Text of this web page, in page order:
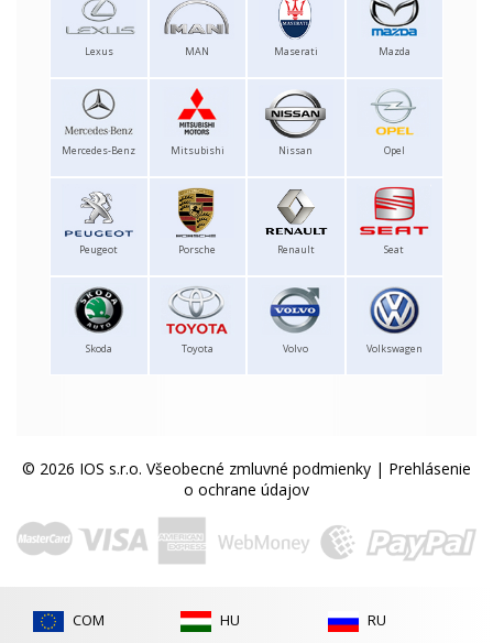
Lexus MAN Maserati Mazda
Mercedes-Benz Mitsubishi Nissan Opel
Peugeot Porsche Renault Seat
Skoda Toyota Volvo Volkswagen
© 2026 IOS s.r.o. Všeobecné zmluvné podmienky | Prehlásenie
o ochrane údajov
COM HU RU